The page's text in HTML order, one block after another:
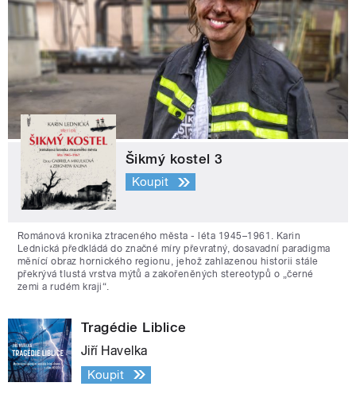
Šikmý kostel 3
Koupit
Románová kronika ztraceného města - léta 1945–1961. Karin
Lednická předkládá do značné míry převratný, dosavadní paradigma
měnící obraz hornického regionu, jehož zahlazenou historii stále
překrývá tlustá vrstva mýtů a zakořeněných stereotypů o „černé
zemi a rudém kraji“.
Tragédie Liblice
Jiří Havelka
Koupit